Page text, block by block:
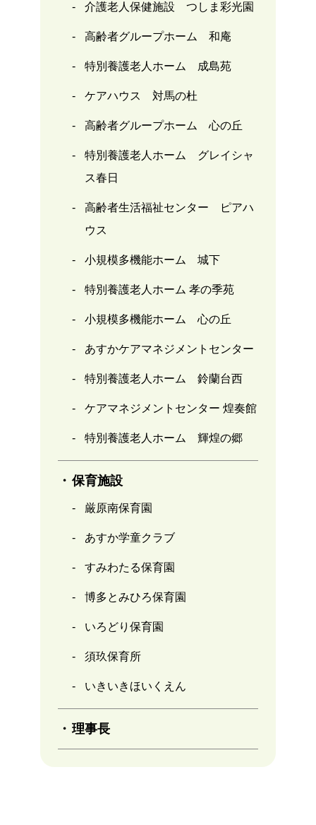
介護老人保健施設 つしま彩光園
高齢者グループホーム 和庵
特別養護老人ホーム 成島苑
ケアハウス 対馬の杜
高齢者グループホーム 心の丘
特別養護老人ホーム グレイシャ
ス春日
高齢者生活福祉センター ピアハ
ウス
小規模多機能ホーム 城下
特別養護老人ホーム 孝の季苑
小規模多機能ホーム 心の丘
あすかケアマネジメントセンター
特別養護老人ホーム 鈴蘭台西
ケアマネジメントセンター 煌奏館
特別養護老人ホーム 輝煌の郷
保育施設
厳原南保育園
あすか学童クラブ
すみわたる保育園
博多とみひろ保育園
いろどり保育園
須玖保育所
いきいきほいくえん
理事長